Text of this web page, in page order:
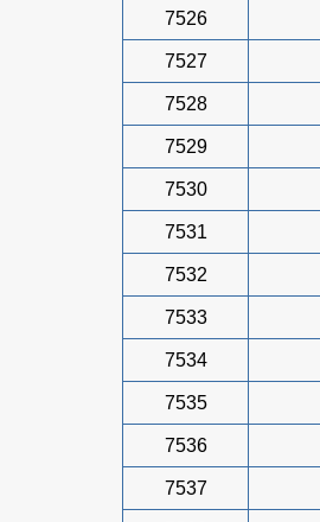
7526
7527
7528
7529
7530
7531
7532
7533
7534
7535
7536
7537